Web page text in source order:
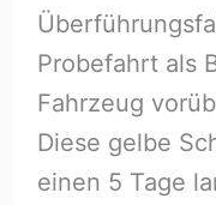
Probefahrt als
Fahrzeug
Diese gelbe
einen 5 Tage